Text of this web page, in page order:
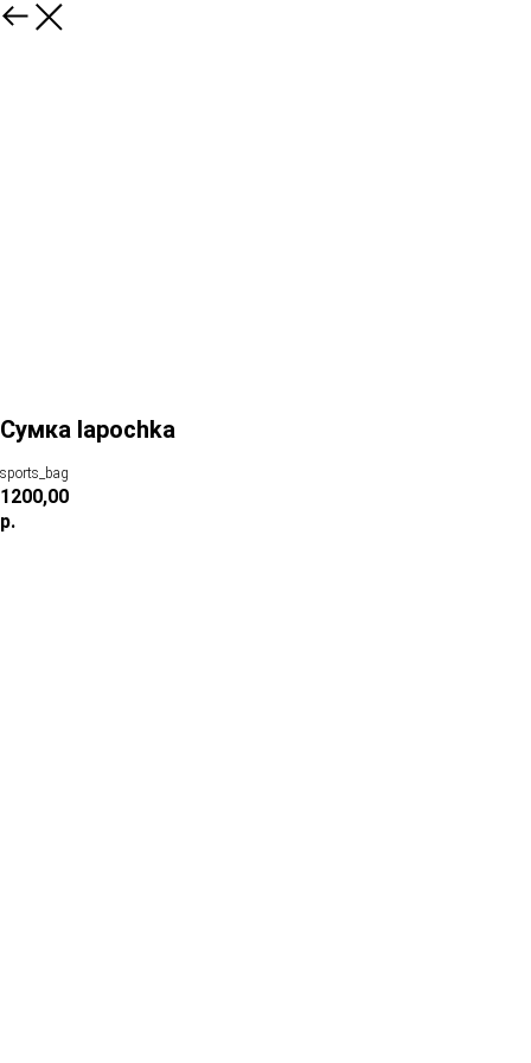
Сумка lapochka
sports_bag
1200,00
р.